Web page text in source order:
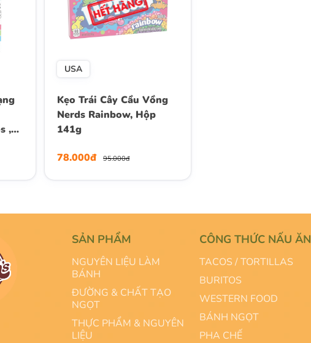
,
USA
Kẹo Trái Cây Cầu Vồng
Nerds Rainbow, Hộp
141g
78.000đ 95.000đ
SẢN PHẨM
NGUYÊN LIỆU LÀM
BÁNH
ĐƯỜNG & CHẤT TẠO
NGỌT
THỰC PHẨM & NGUYÊN
LIỆU
CÔNG THỨC NẤU ĂN
TACOS / TORTILLAS
BURITOS
WESTERN FOOD
BÁNH NGỌT
PHA CHẾ